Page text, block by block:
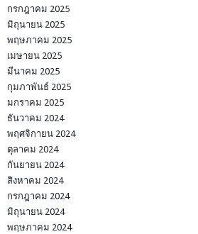
กรกฎาคม 2025
มิถุนายน 2025
พฤษภาคม 2025
เมษายน 2025
มีนาคม 2025
กุมภาพันธ์ 2025
มกราคม 2025
ธันวาคม 2024
พฤศจิกายน 2024
ตุลาคม 2024
กันยายน 2024
สิงหาคม 2024
กรกฎาคม 2024
มิถุนายน 2024
พฤษภาคม 2024